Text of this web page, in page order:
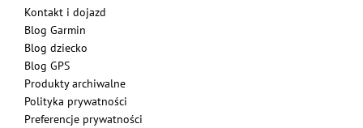
Kontakt i dojazd
Blog Garmin
Blog dziecko
Blog GPS
Produkty archiwalne
Polityka prywatności
Preferencje prywatności